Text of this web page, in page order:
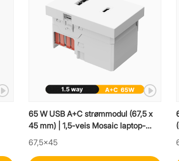
65 W USB A+C strømmodul (67,5 x
45 mm) | 1,5-veis Mosaic laptop-
lader
67,5×45